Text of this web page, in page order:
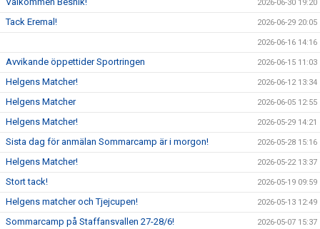
2026-06-30 19:20
Tack Eremal! 2026-06-29 20:05
2026-06-16 14:16
Avvikande öppettider Sportringen 2026-06-15 11:03
Helgens Matcher! 2026-06-12 13:34
Helgens Matcher 2026-06-05 12:55
Helgens Matcher! 2026-05-29 14:21
Sista dag för anmälan Sommarcamp är i morgon! 2026-05-28 15:16
Helgens Matcher! 2026-05-22 13:37
Stort tack! 2026-05-19 09:59
Helgens matcher och Tjejcupen! 2026-05-13 12:49
Sommarcamp på Staffansvallen 27-28/6! 2026-05-07 15:37